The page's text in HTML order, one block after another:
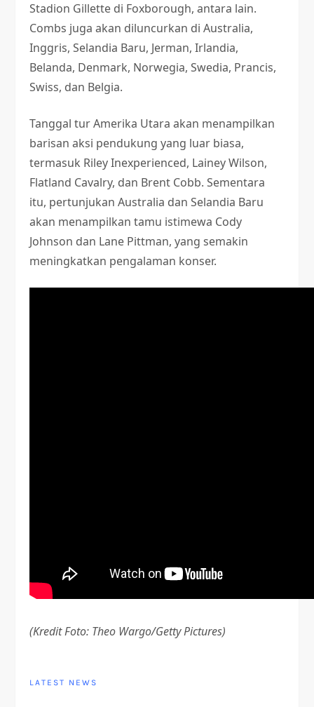
Stadion Gillette di Foxborough, antara lain.
Combs juga akan diluncurkan di Australia,
Inggris, Selandia Baru, Jerman, Irlandia,
Belanda, Denmark, Norwegia, Swedia, Prancis,
Swiss, dan Belgia.
Tanggal tur Amerika Utara akan menampilkan
barisan aksi pendukung yang luar biasa,
termasuk Riley Inexperienced, Lainey Wilson,
Flatland Cavalry, dan Brent Cobb. Sementara
itu, pertunjukan Australia dan Selandia Baru
akan menampilkan tamu istimewa Cody
Johnson dan Lane Pittman, yang semakin
meningkatkan pengalaman konser.
(Kredit Foto: Theo Wargo/Getty Pictures)
LATEST NEWS